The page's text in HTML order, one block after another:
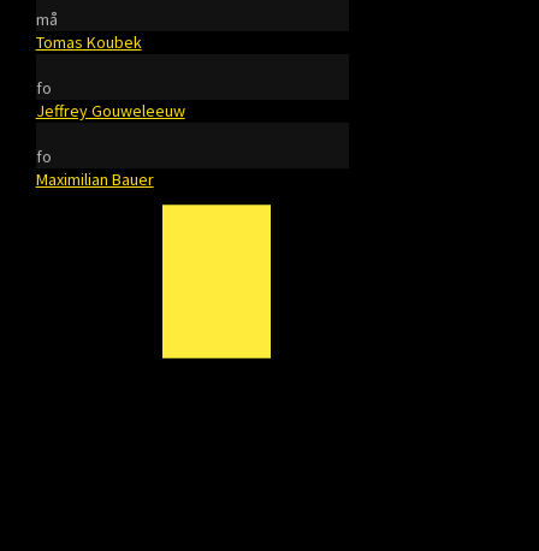
må
Tomas Koubek
fo
Jeffrey Gouweleeuw
fo
Maximilian Bauer